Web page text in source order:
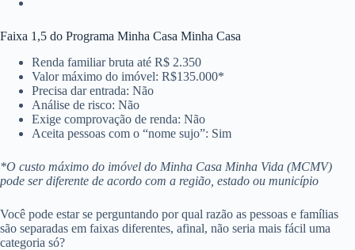
Faixa 1,5 do Programa Minha Casa Minha Casa
Renda familiar bruta até R$ 2.350
Valor máximo do imóvel: R$135.000*
Precisa dar entrada: Não
Análise de risco: Não
Exige comprovação de renda: Não
Aceita pessoas com o “nome sujo”: Sim
*O custo máximo do imóvel do Minha Casa Minha Vida (MCMV)
pode ser diferente de acordo com a região, estado ou município
Você pode estar se perguntando por qual razão as pessoas e famílias
são separadas em faixas diferentes, afinal, não seria mais fácil uma
categoria só?